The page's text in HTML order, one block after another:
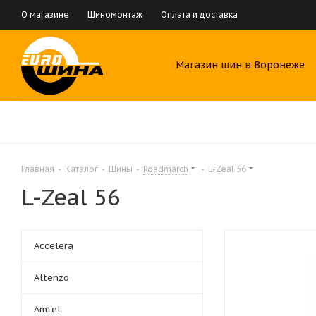
О магазине Шиномонтаж Оплата и доставка
Магазин шин в Воронеже
Главная - Каталог - Шины - Roadmarch - L-Zeal 56
L-Zeal 56
Accelera
Altenzo
Amtel